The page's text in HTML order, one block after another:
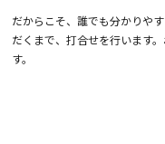
だからこそ、誰でも分かりや
だくまで、打合せを行います
す。